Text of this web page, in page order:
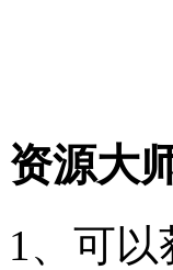
资源大
1、可